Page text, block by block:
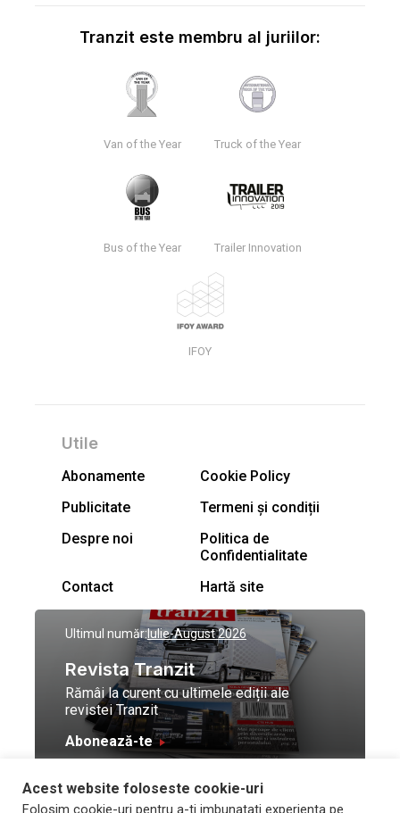
Tranzit este membru al juriilor:
Van of the Year Truck of the Year
Bus of the Year Trailer Innovation
IFOY
Utile
Abonamente
Cookie Policy
Publicitate
Termeni și condiții
Despre noi
Politica de
Confidentialitate
Contact
Hartă site
Ultimul număr:Iulie-August 2026
Revista Tranzit
Rămâi la curent cu ultimele ediții ale
revistei Tranzit
Abonează-te
© Toate drepturile
Design by
Acest website foloseste cookie-uri
Folosim cookie-uri pentru a-ti imbunatati experienta pe